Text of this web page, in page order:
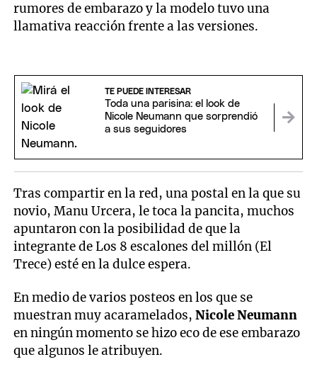
rumores de embarazo y la modelo tuvo una
llamativa reacción frente a las versiones.
TE PUEDE INTERESAR
Toda una parisina: el look de
Nicole Neumann que sorprendió
a sus seguidores
Tras compartir en la red, una postal en la que su
novio, Manu Urcera, le toca la pancita, muchos
apuntaron con la posibilidad de que la
integrante de Los 8 escalones del millón (El
Trece) esté en la dulce espera.
En medio de varios posteos en los que se
muestran muy acaramelados,Nicole Neumann
en ningún momento se hizo eco de ese embarazo
que algunos le atribuyen.